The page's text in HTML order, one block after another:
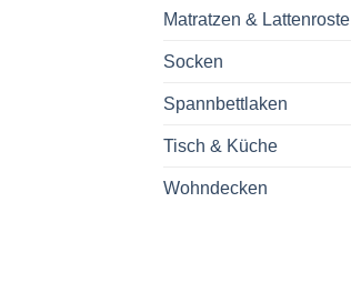
Matratzen & Lattenroste
Socken
Spannbettlaken
Tisch & Küche
Wohndecken